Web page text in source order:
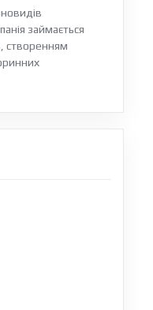
займається
створенням